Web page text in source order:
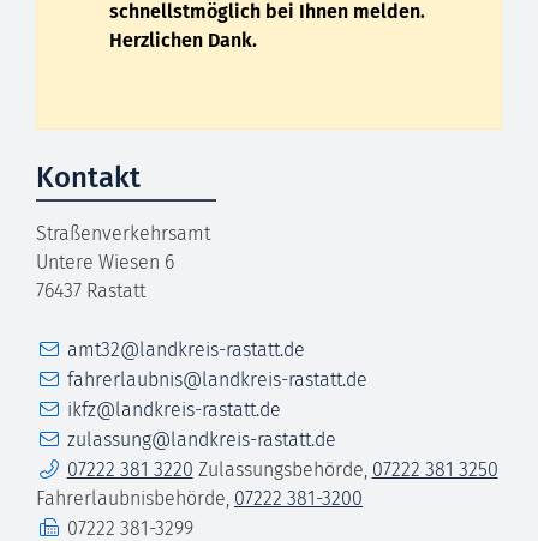
schnellstmöglich bei Ihnen melden.
Herzlichen Dank.
Kontakt
Straßenverkehrsamt
Untere Wiesen 6
76437 Rastatt
E-Mailamt32@landkreis-rastatt.de
E-Mailfahrerlaubnis@landkreis-rastatt.de
E-Mailikfz@landkreis-rastatt.de
E-Mailzulassung@landkreis-rastatt.de
Telefon07222 381 3220 Zulassungsbehörde, 07222 381 3250
Fahrerlaubnisbehörde, 07222 381-3200
Fax 07222 381-3299